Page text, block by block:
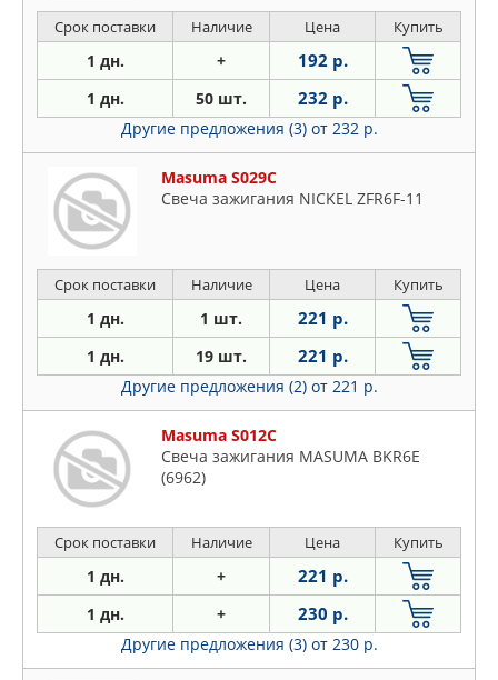
Срок поставки Наличие Цена Купить
1 дн. + 192 р.
1 дн. 50 шт. 232 р.
Другие предложения (3) от 232 р.
Masuma S029C
Свеча зажигания NICKEL ZFR6F-11
Срок поставки Наличие Цена Купить
1 дн. 1 шт. 221 р.
1 дн. 19 шт. 221 р.
Другие предложения (2) от 221 р.
Masuma S012C
Свеча зажигания MASUMA BKR6E
(6962)
Срок поставки Наличие Цена Купить
1 дн. + 221 р.
1 дн. + 230 р.
Другие предложения (3) от 230 р.